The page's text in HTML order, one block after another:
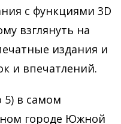
с функциями 3D
взглянуть на
издания и
и впечатлений.
5) в самом
городе Южной